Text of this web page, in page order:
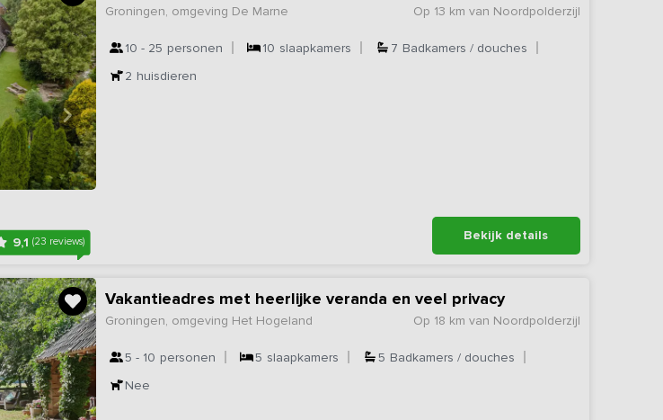
9,1(23 reviews)
Op 13 km van Noordpolderzijl
Groningen, omgeving De Marne
10 - 25 personen 10 slaapkamers 7 Badkamers / douches
2 huisdieren
Bekijk details
Vakantieadres met heerlijke veranda en veel privacy
Op 18 km van Noordpolderzijl
Groningen, omgeving Het Hogeland
5 - 10 personen 5 slaapkamers 5 Badkamers / douches
Nee